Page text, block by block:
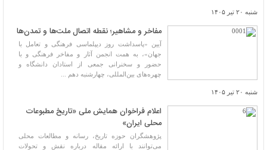
شنبه ۲۰ تیر ۱۴۰۵
مفاخر و مشاهیر؛ نقطه اتصال ملت‌ها و تمدن‌ها
آیین «پاسداشت روز دیپلماسی فرهنگی و تعامل با
جهان»، به همت انجمن آثار و مفاخر فرهنگی و با
حضور و سخنرانی جمعی از استادان دانشگاه و
چهره‌های بین‌المللی، چهارشنبه دهم ...
شنبه ۲۰ تیر ۱۴۰۵
اعلام فراخوان همایش ملی «تاریخ مطبوعات
محلی ایران»
پژوهشگران حوزه تاریخ، رسانه و مطالعات محلی
می‌توانند با ارائه مقاله درباره نقش و تحولات